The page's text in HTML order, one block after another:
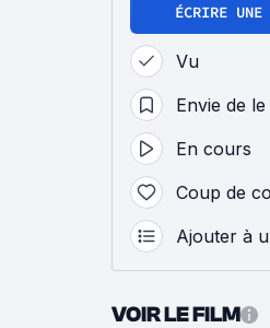
ÉCRIRE
Vu
Envie de
En cours
Coup de
Ajouter à
VOIR LE FILM